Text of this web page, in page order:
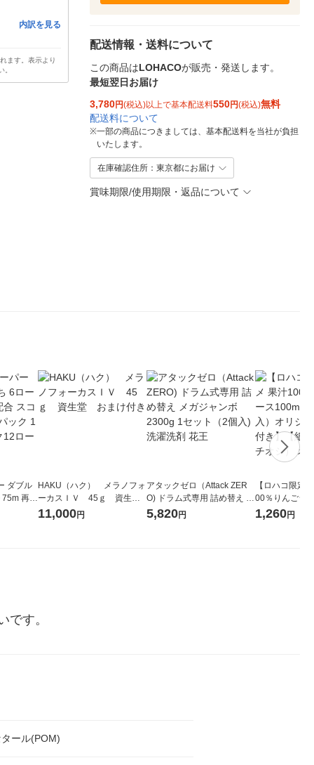
内訳を見る
ます。表示より
。
配送情報・送料について
この商品はLOHACOが販売・発送します。
最短翌日お届け
3,780円(税込)以上で基本配送料550円(税込)無料
配送料について
※一部の商品につきましては、基本配送料を当社が負担
いたします。
在庫確認住所：東京都にお届け
賞味期限/使用期限・返品について
ダブル
ラワー
HAKU（ハク） メラノフォ
ーカスＩＶ 45ｇ 資生
堂 おまけ付き
11,000円
アタックゼロ（Attack ZER
O) ドラム式専用 詰め替え メ
ガジャンボ 2300g 1セット
5,820円
【ロハコ限定
00％りんごジ
箱（18本入）
1,260円
です。
ール(POM)